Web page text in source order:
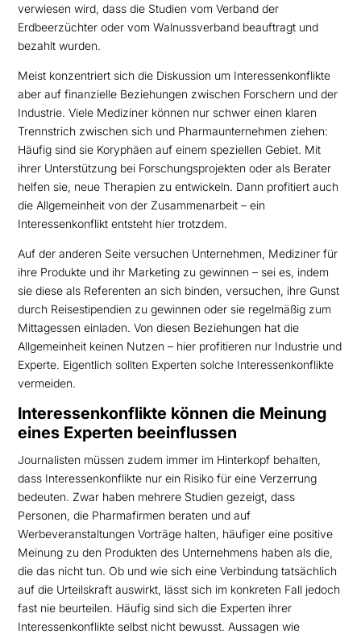
verwiesen wird, dass die Studien vom Verband der
Erdbeerzüchter oder vom Walnussverband beauftragt und
bezahlt wurden.
Meist konzentriert sich die Diskussion um Interessenkonflikte
aber auf finanzielle Beziehungen zwischen Forschern und der
Industrie. Viele Mediziner können nur schwer einen klaren
Trennstrich zwischen sich und Pharmaunternehmen ziehen:
Häufig sind sie Koryphäen auf einem speziellen Gebiet. Mit
ihrer Unterstützung bei Forschungsprojekten oder als Berater
helfen sie, neue Therapien zu entwickeln. Dann profitiert auch
die Allgemeinheit von der Zusammenarbeit – ein
Interessenkonflikt entsteht hier trotzdem.
Auf der anderen Seite versuchen Unternehmen, Mediziner für
ihre Produkte und ihr Marketing zu gewinnen – sei es, indem
sie diese als Referenten an sich binden, versuchen, ihre Gunst
durch Reisestipendien zu gewinnen oder sie regelmäßig zum
Mittagessen einladen. Von diesen Beziehungen hat die
Allgemeinheit keinen Nutzen – hier profitieren nur Industrie und
Experte. Eigentlich sollten Experten solche Interessenkonflikte
vermeiden.
Interessenkonflikte können die Meinung
eines Experten beeinflussen
Journalisten müssen zudem immer im Hinterkopf behalten,
dass Interessenkonflikte nur ein Risiko für eine Verzerrung
bedeuten. Zwar haben mehrere Studien gezeigt, dass
Personen, die Pharmafirmen beraten und auf
Werbeveranstaltungen Vorträge halten, häufiger eine positive
Meinung zu den Produkten des Unternehmens haben als die,
die das nicht tun. Ob und wie sich eine Verbindung tatsächlich
auf die Urteilskraft auswirkt, lässt sich im konkreten Fall jedoch
fast nie beurteilen. Häufig sind sich die Experten ihrer
Interessenkonflikte selbst nicht bewusst. Aussagen wie